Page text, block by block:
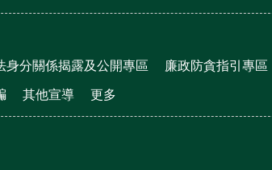
身分關係揭露及公開專區 廉政防貪指引專區
其他宣導 更多